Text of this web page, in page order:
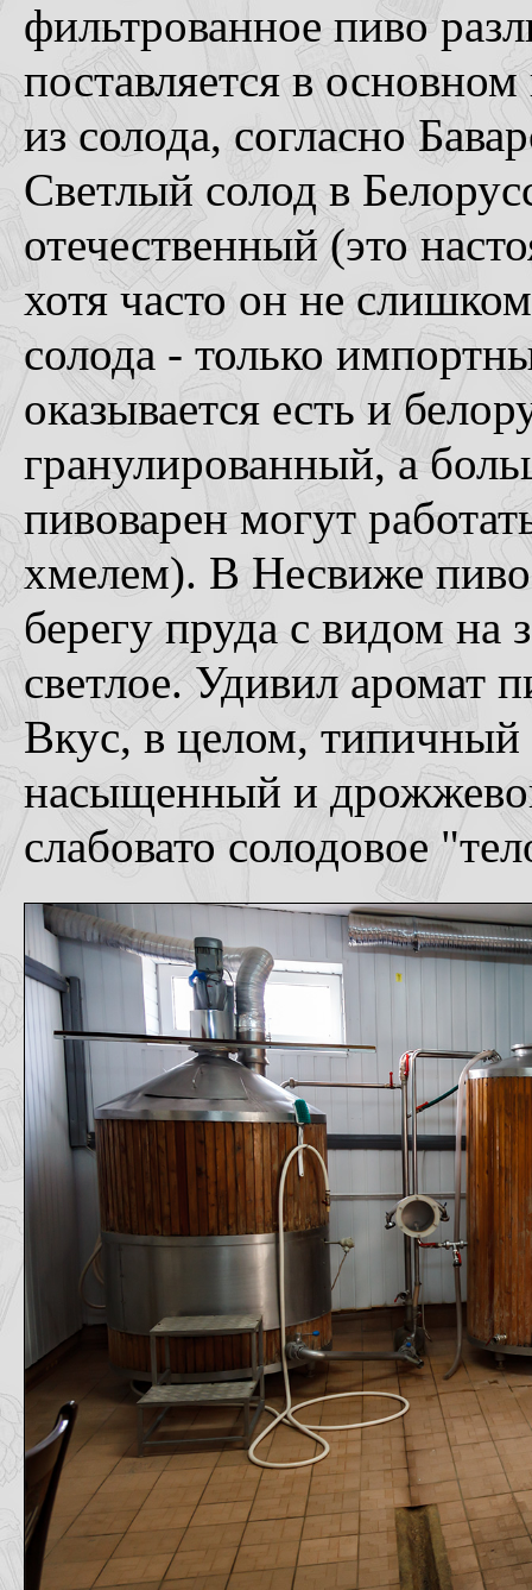
фильтрованное пиво
поставляется в
из солода, согласно
Светлый солод в
отечественный (это
хотя часто он не
солода - только
оказывается есть и
гранулированный, а
пивоварен могут
хмелем). В Несвиже
берегу пруда с видом на
светлое. Удивил аромат
Вкус, в целом,
насыщенный и
слабовато солодовое